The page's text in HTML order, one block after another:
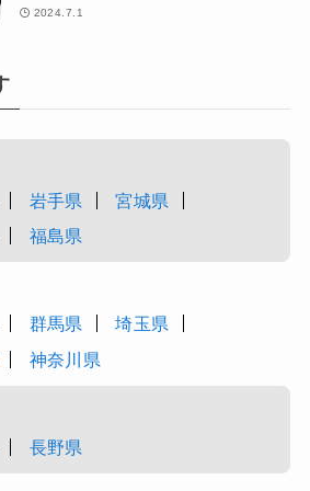
2024.7.1
岩手県
宮城県
福島県
群馬県
埼玉県
神奈川県
長野県